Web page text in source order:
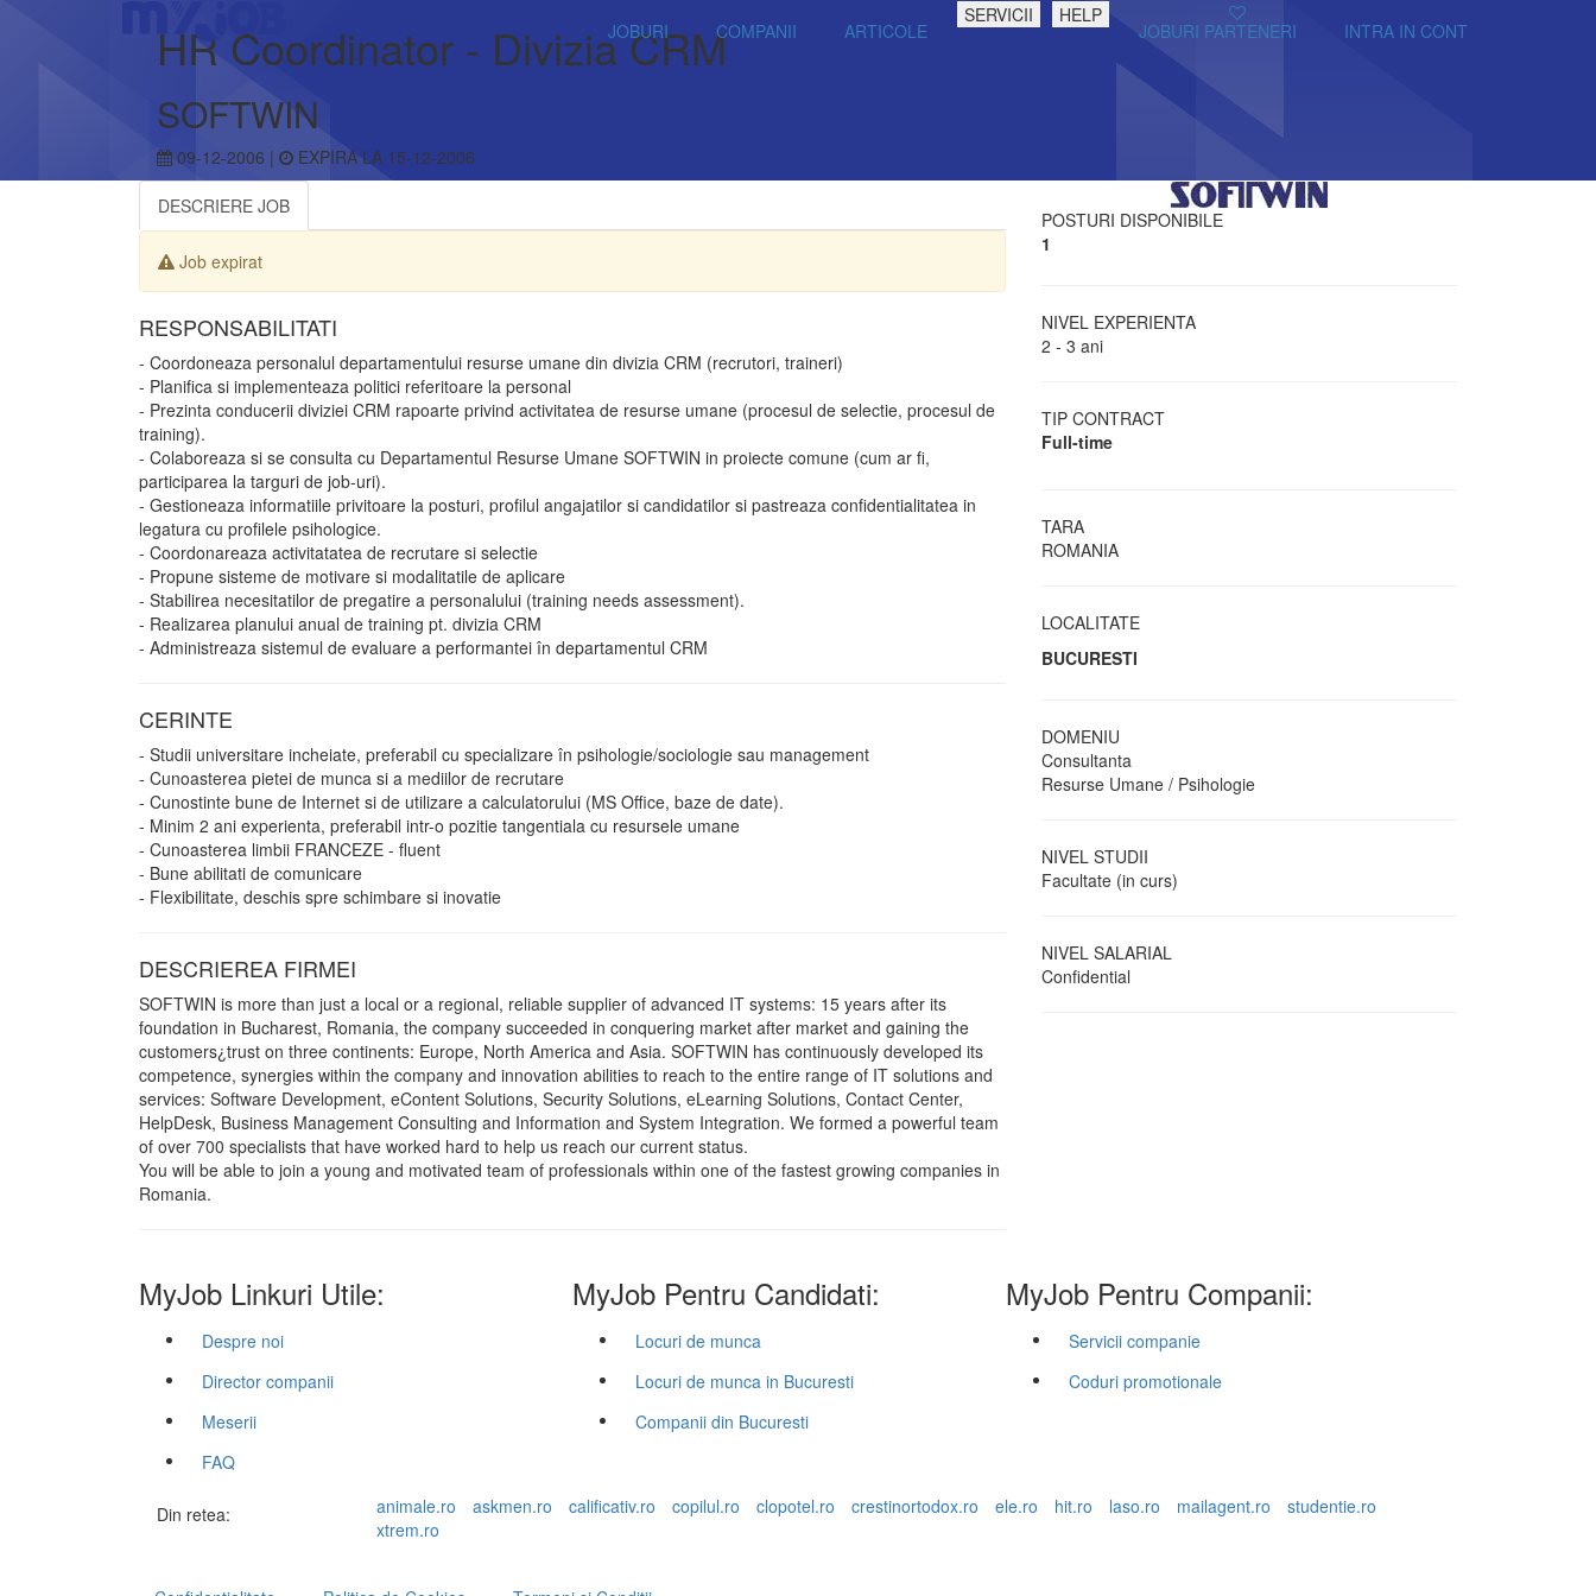
JOBURI COMPANII ARTICOLE
SERVICII HELP
JOBURI PARTENERI INTRA IN CONT
HR Coordinator - Divizia CRM
SOFTWIN
09-12-2006 | EXPIRA LA 15-12-2006
POSTURI DISPONIBILE
1
NIVEL EXPERIENTA
2 - 3 ani
TIP CONTRACT
Full-time
TARA
ROMANIA
LOCALITATE
BUCURESTI
DOMENIU
Consultanta
Resurse Umane / Psihologie
NIVEL STUDII
Facultate (in curs)
NIVEL SALARIAL
Confidential
DESCRIERE JOB
Job expirat
RESPONSABILITATI
- Coordoneaza personalul departamentului resurse umane din divizia CRM (recrutori, traineri)
- Planifica si implementeaza politici referitoare la personal
- Prezinta conducerii diviziei CRM rapoarte privind activitatea de resurse umane (procesul de selectie, procesul de
training).
- Colaboreaza si se consulta cu Departamentul Resurse Umane SOFTWIN in proiecte comune (cum ar fi,
participarea la targuri de job-uri).
- Gestioneaza informatiile privitoare la posturi, profilul angajatilor si candidatilor si pastreaza confidentialitatea in
legatura cu profilele psihologice.
- Coordonareaza activitatatea de recrutare si selectie
- Propune sisteme de motivare si modalitatile de aplicare
- Stabilirea necesitatilor de pregatire a personalului (training needs assessment).
- Realizarea planului anual de training pt. divizia CRM
- Administreaza sistemul de evaluare a performantei în departamentul CRM
CERINTE
- Studii universitare incheiate, preferabil cu specializare în psihologie/sociologie sau management
- Cunoasterea pietei de munca si a mediilor de recrutare
- Cunostinte bune de Internet si de utilizare a calculatorului (MS Office, baze de date).
- Minim 2 ani experienta, preferabil intr-o pozitie tangentiala cu resursele umane
- Cunoasterea limbii FRANCEZE - fluent
- Bune abilitati de comunicare
- Flexibilitate, deschis spre schimbare si inovatie
DESCRIEREA FIRMEI
SOFTWIN is more than just a local or a regional, reliable supplier of advanced IT systems: 15 years after its
foundation in Bucharest, Romania, the company succeeded in conquering market after market and gaining the
customers¿trust on three continents: Europe, North America and Asia. SOFTWIN has continuously developed its
competence, synergies within the company and innovation abilities to reach to the entire range of IT solutions and
services: Software Development, eContent Solutions, Security Solutions, eLearning Solutions, Contact Center,
HelpDesk, Business Management Consulting and Information and System Integration. We formed a powerful team
of over 700 specialists that have worked hard to help us reach our current status.
You will be able to join a young and motivated team of professionals within one of the fastest growing companies in
Romania.
MyJob Linkuri Utile:
Despre noi
Director companii
Meserii
FAQ
MyJob Pentru Candidati:
Locuri de munca
Locuri de munca in Bucuresti
Companii din Bucuresti
MyJob Pentru Companii:
Servicii companie
Coduri promotionale
Din retea: animale.ro askmen.ro calificativ.ro copilul.ro clopotel.ro crestinortodox.ro ele.ro hit.ro laso.ro mailagent.ro
studentie.ro
xtrem.ro